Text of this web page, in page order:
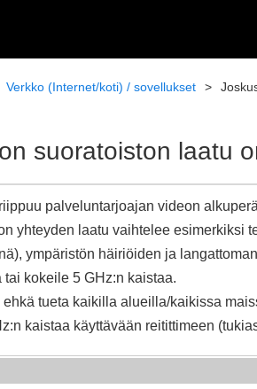
Verkko (Internet/koti) / sovellukset
suoratoiston laatu
palveluntarjoajan videon
yhteyden laatu vaihtelee esimerkiksi
ympäristön häiriöiden ja
tai kokeile 5 GHz:n kaistaa.
tueta kaikilla alueilla/kaikissa
kaistaa käyttävään reitittimeen